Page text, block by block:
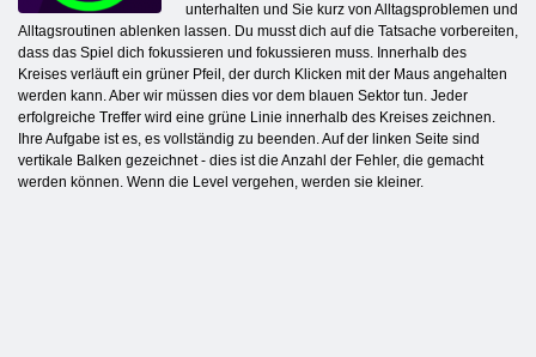
unterhalten und Sie kurz von Alltagsproblemen und
Alltagsroutinen ablenken lassen. Du musst dich auf die Tatsache vorbereiten,
dass das Spiel dich fokussieren und fokussieren muss. Innerhalb des
Kreises verläuft ein grüner Pfeil, der durch Klicken mit der Maus angehalten
werden kann. Aber wir müssen dies vor dem blauen Sektor tun. Jeder
erfolgreiche Treffer wird eine grüne Linie innerhalb des Kreises zeichnen.
Ihre Aufgabe ist es, es vollständig zu beenden. Auf der linken Seite sind
vertikale Balken gezeichnet - dies ist die Anzahl der Fehler, die gemacht
werden können. Wenn die Level vergehen, werden sie kleiner.